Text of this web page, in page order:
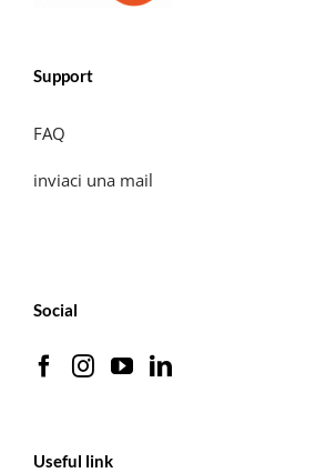
Support
FAQ
inviaci una mail
Social
Useful link